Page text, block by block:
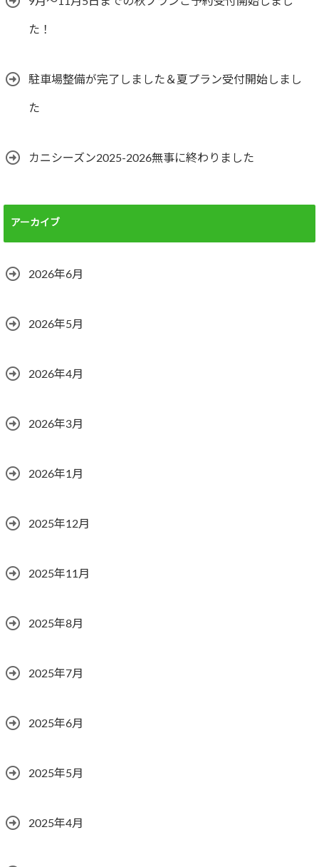
た！
駐車場整備が完了しました＆夏プラン受付開始しまし
た
カニシーズン2025-2026無事に終わりました
アーカイブ
2026年6月
2026年5月
2026年4月
2026年3月
2026年1月
2025年12月
2025年11月
2025年8月
2025年7月
2025年6月
2025年5月
2025年4月